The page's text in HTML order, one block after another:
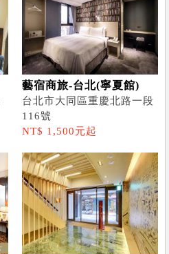
藝宿商旅-台北(寧夏館)
台北市大同區重慶北路一段
116號
NT$ 1,500元起